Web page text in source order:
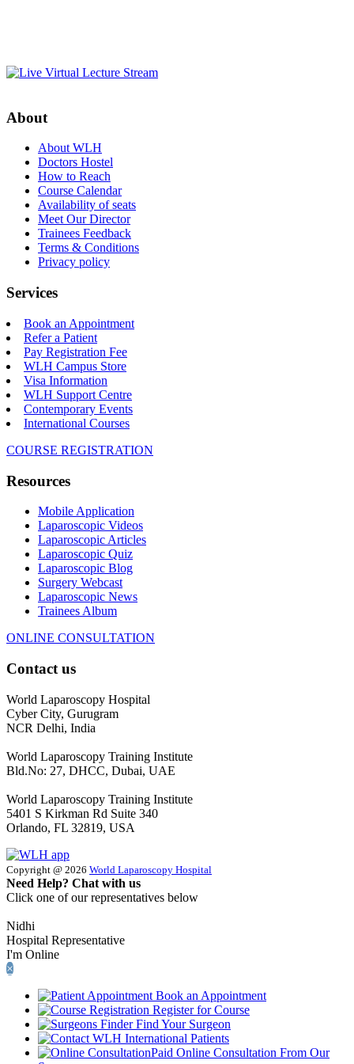
About
About WLH
Doctors Hostel
How to Reach
Course Calendar
Availability of seats
Meet Our Director
Trainees Feedback
Terms & Conditions
Privacy policy
Services
Book an Appointment
Refer a Patient
Pay Registration Fee
WLH Campus Store
Visa Information
WLH Support Centre
Contemporary Events
International Courses
COURSE REGISTRATION
Resources
Mobile Application
Laparoscopic Videos
Laparoscopic Articles
Laparoscopic Quiz
Laparoscopic Blog
Surgery Webcast
Laparoscopic News
Trainees Album
ONLINE CONSULTATION
Contact us
World Laparoscopy Hospital
Cyber City, Gurugram
NCR Delhi, India
World Laparoscopy Training Institute
Bld.No: 27, DHCC, Dubai, UAE
World Laparoscopy Training Institute
5401 S Kirkman Rd Suite 340
Orlando, FL 32819, USA
Copyright @ 2026 World Laparoscopy Hospital
Need Help? Chat with us
Click one of our representatives below
Nidhi
Hospital Representative
I'm Online
×
Book an Appointment
Register for Course
Find Your Surgeon
International Patients
Paid Online Consultation From Our